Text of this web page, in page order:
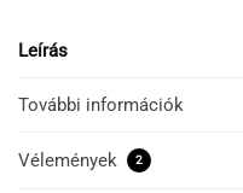
Leírás
További információk
Vélemények 2